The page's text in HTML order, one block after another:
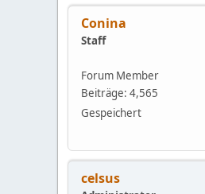
Conina
Staff
Forum Member
Beiträge: 4,565
Gespeichert
celsus